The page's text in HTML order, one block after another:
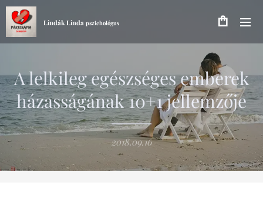
Lindák Linda pszichológus
A lelkileg egészséges emberek
házasságának 10+1 jellemzője
2018.09.16